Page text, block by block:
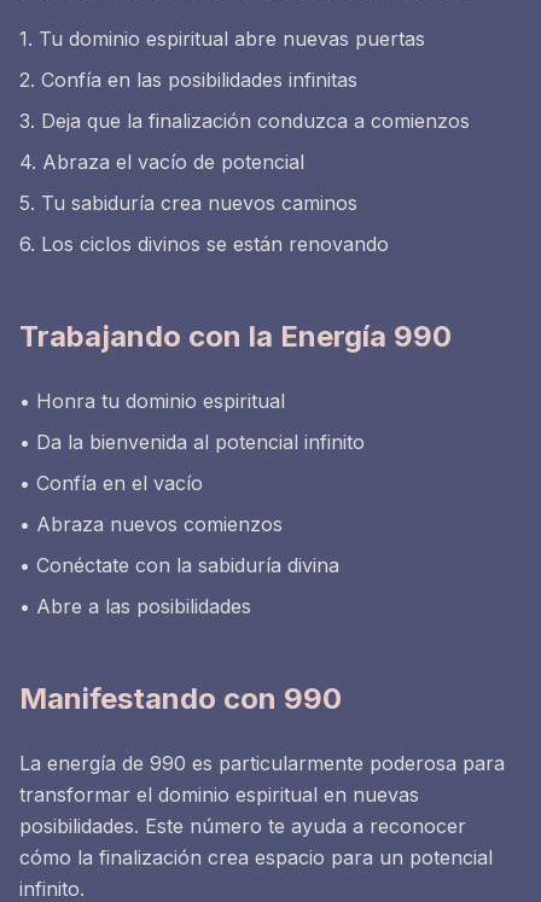
1. Tu dominio espiritual abre nuevas puertas
2. Confía en las posibilidades infinitas
3. Deja que la finalización conduzca a comienzos
4. Abraza el vacío de potencial
5. Tu sabiduría crea nuevos caminos
6. Los ciclos divinos se están renovando
Trabajando con la Energía 990
• Honra tu dominio espiritual
• Da la bienvenida al potencial infinito
• Confía en el vacío
• Abraza nuevos comienzos
• Conéctate con la sabiduría divina
• Abre a las posibilidades
Manifestando con 990
La energía de 990 es particularmente poderosa para
transformar el dominio espiritual en nuevas
posibilidades. Este número te ayuda a reconocer
cómo la finalización crea espacio para un potencial
infinito.